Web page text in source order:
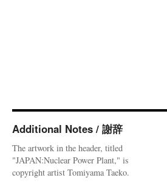
Additional Notes / 謝辞
The artwork in the header, titled
"JAPAN:Nuclear Power Plant," is
copyright artist Tomiyama Taeko.